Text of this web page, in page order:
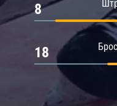
8
18